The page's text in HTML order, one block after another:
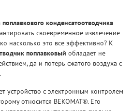
поплавкового конденсатоотводчика
своевременное извлечение
насколько это все эффективно? К
поплавковый обладает не
да и потерь сжатого воздуха с
устройство с электронным контролем
относится BEKOMAT®. Его